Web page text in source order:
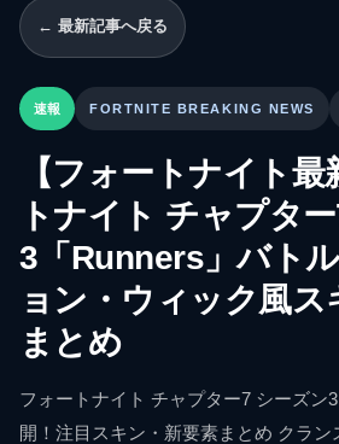
← 最新記事へ戻る
速報 FORTNITE BREAKING NEWS
【フォートナイト
トナイト チャプタ
3「Runners」バト
ョン・ウィック風ス
まとめ
フォートナイト チャプター7 シーズン
開！注目スキン・新要素まとめ クラ